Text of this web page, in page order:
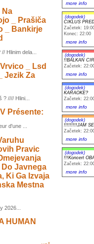
Na
_ Prašiča
_ Bankirje
Hlinim dela...
_ Lsd
Jezik Za
? //// Hlini...
Présente:
d'une ...
Pravic
Do Javnega
Ki Ga Izvaja
Mestna
2026...
HUMAN
more info
(dogodek)
CIKLUS
Začetek:
Konec: 22:00
more info
(dogodek)
!!BALKAN
Začetek:
more info
(dogodek)
KARAOKE?
Začetek:
more info
(dogodek)
!!!!!!!!!JAM
Začetek:
more info
(dogodek)
!!!Koncert
Začetek:
more info